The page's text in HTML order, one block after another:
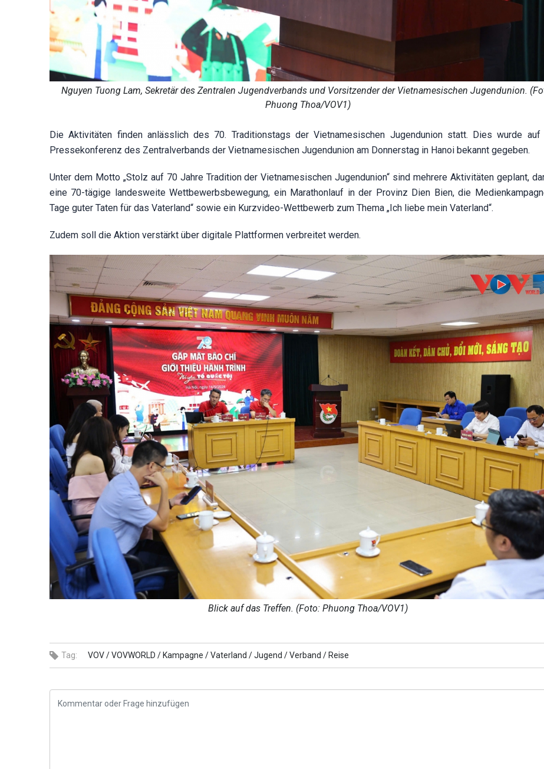
Nguyen Tuong Lam, Sekretär des Zentralen Jugendverbands und Vorsitzender der Vietnamesischen Jugendunion.
Phuong Thoa/VOV1)
Die Aktivitäten finden anlässlich des 70. Traditionstags der Vietnamesischen Jugendunion statt. Dies wurde auf
Pressekonferenz des Zentralverbands der Vietnamesischen Jugendunion am Donnerstag in Hanoi bekannt gegeben.
Unter dem Motto „Stolz auf 70 Jahre Tradition der Vietnamesischen Jugendunion“ sind mehrere Aktivitäten geplant,
eine 70-tägige landesweite Wettbewerbsbewegung, ein Marathonlauf in der Provinz Dien Bien, die
Tage guter Taten für das Vaterland“ sowie ein Kurzvideo-Wettbewerb zum Thema „Ich liebe mein Vaterland“.
Zudem soll die Aktion verstärkt über digitale Plattformen verbreitet werden.
Blick auf das Treffen. (Foto: Phuong Thoa/VOV1)
Tag: VOV /VOVWORLD / Kampagne /Vaterland /Jugend /Verband / Reise